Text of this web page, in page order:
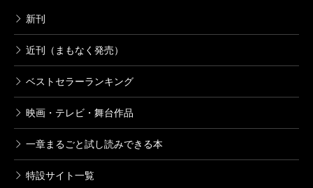
新刊
近刊（まもなく発売）
ベストセラーランキング
映画・テレビ・舞台作品
一章まるごと試し読みできる本
特設サイト一覧